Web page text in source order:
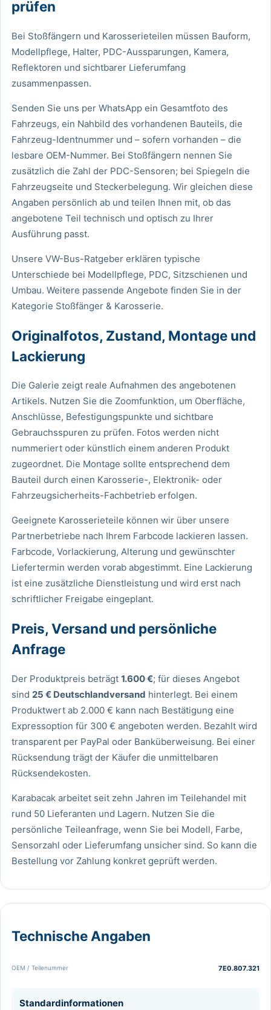
prüfen
Bei Stoßfängern und Karosserieteilen müssen Bauform,
Modellpflege, Halter, PDC-Aussparungen, Kamera,
Reflektoren und sichtbarer Lieferumfang
zusammenpassen.
Senden Sie uns per WhatsApp ein Gesamtfoto des
Fahrzeugs, ein Nahbild des vorhandenen Bauteils, die
Fahrzeug-Identnummer und – sofern vorhanden – die
lesbare OEM-Nummer. Bei Stoßfängern nennen Sie
zusätzlich die Zahl der PDC-Sensoren; bei Spiegeln die
Fahrzeugseite und Steckerbelegung. Wir gleichen diese
Angaben persönlich ab und teilen Ihnen mit, ob das
angebotene Teil technisch und optisch zu Ihrer
Ausführung passt.
Unsere VW-Bus-Ratgeber erklären typische
Unterschiede bei Modellpflege, PDC, Sitzschienen und
Umbau. Weitere passende Angebote finden Sie in der
Kategorie Stoßfänger & Karosserie.
Originalfotos, Zustand, Montage und
Lackierung
Die Galerie zeigt reale Aufnahmen des angebotenen
Artikels. Nutzen Sie die Zoomfunktion, um Oberfläche,
Anschlüsse, Befestigungspunkte und sichtbare
Gebrauchsspuren zu prüfen. Fotos werden nicht
nummeriert oder künstlich einem anderen Produkt
zugeordnet. Die Montage sollte entsprechend dem
Bauteil durch einen Karosserie-, Elektronik- oder
Fahrzeugsicherheits-Fachbetrieb erfolgen.
Geeignete Karosserieteile können wir über unsere
Partnerbetriebe nach Ihrem Farbcode lackieren lassen.
Farbcode, Vorlackierung, Alterung und gewünschter
Liefertermin werden vorab abgestimmt. Eine Lackierung
ist eine zusätzliche Dienstleistung und wird erst nach
schriftlicher Freigabe eingeplant.
Preis, Versand und persönliche
Anfrage
Der Produktpreis beträgt 1.600 €; für dieses Angebot
sind 25 € Deutschlandversand hinterlegt. Bei einem
Produktwert ab 2.000 € kann nach Bestätigung eine
Expressoption für 300 € angeboten werden. Bezahlt wird
transparent per PayPal oder Banküberweisung. Bei einer
Rücksendung trägt der Käufer die unmittelbaren
Rücksendekosten.
Karabacak arbeitet seit zehn Jahren im Teilehandel mit
rund 50 Lieferanten und Lagern. Nutzen Sie die
persönliche Teileanfrage, wenn Sie bei Modell, Farbe,
Sensorzahl oder Lieferumfang unsicher sind. So kann die
Bestellung vor Zahlung konkret geprüft werden.
Technische Angaben
OEM / Teilenummer 7E0.807.321
Standardinformationen